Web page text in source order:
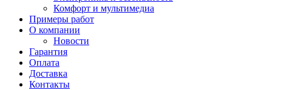
Комфорт и мультимедиа
Примеры работ
О компании
Новости
Гарантия
Оплата
Доставка
Контакты